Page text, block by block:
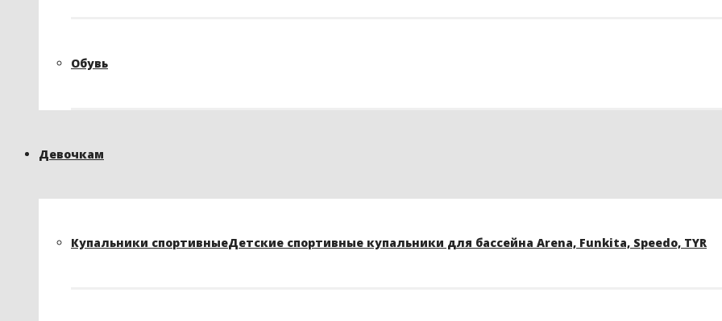
Обувь
Девочкам
Купальники спортивныеДетские спортивные купальники для бассейна Arena, Funkita, Speedo, TYR